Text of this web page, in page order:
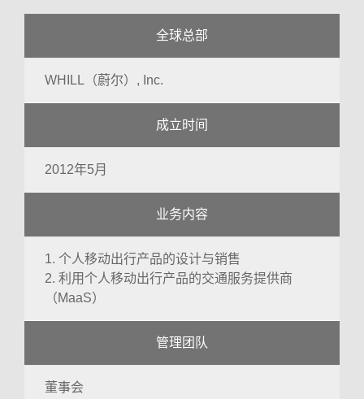
全球总部
WHILL（蔚尔）, Inc.
成立时间
2012年5月
业务内容
1. 个人移动出行产品的设计与销售
2. 利用个人移动出行产品的交通服务提供商
（MaaS）
管理团队
董事会